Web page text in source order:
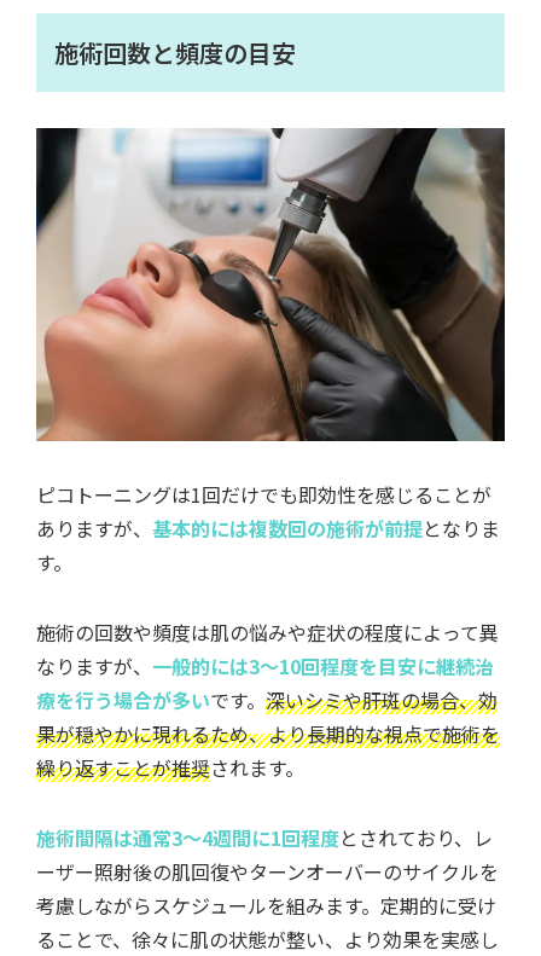
施術回数と頻度の目安
ピコトーニングは1回だけでも即効性を感じることが
ありますが、 基本的には複数回の施術が前提となりま
す。
施術の回数や頻度は肌の悩みや症状の程度によって異
なりますが、 一般的には3～10回程度を目安に継続治
療を行う場合が多いです。 深いシミや肝斑の場合、効
果が穏やかに現れるため、より長期的な視点で施術を
繰り返すことが推奨されます。
施術間隔は通常3～4週間に1回程度とされており、レ
ーザー照射後の肌回復やターンオーバーのサイクルを
考慮しながらスケジュールを組みます。定期的に受け
ることで、徐々に肌の状態が整い、より効果を実感し